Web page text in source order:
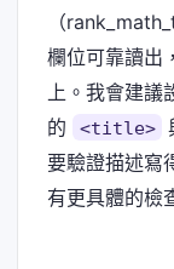
（
欄位可靠讀出
上。我會建
的
<title>
要驗證描述寫
有更具體的檢